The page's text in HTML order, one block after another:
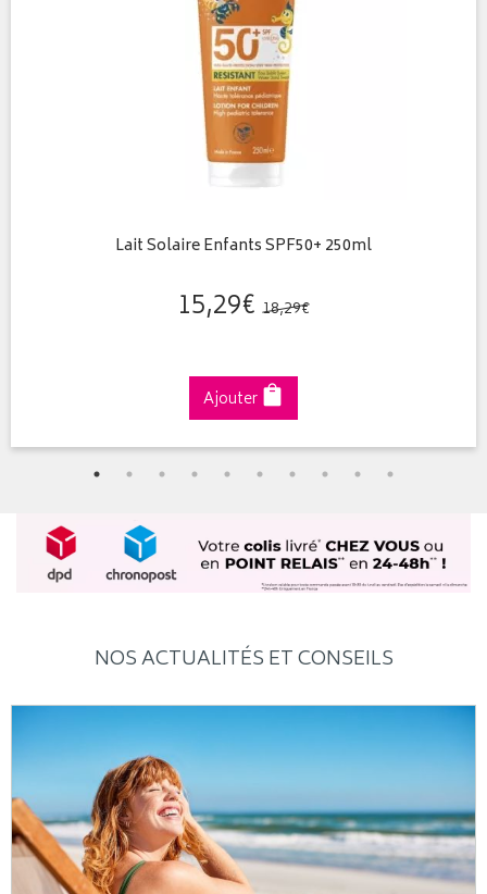
Lait Solaire Enfants SPF50+ 250ml
15,29€ 18,29€
Ajouter
NOS ACTUALITÉS ET CONSEILS